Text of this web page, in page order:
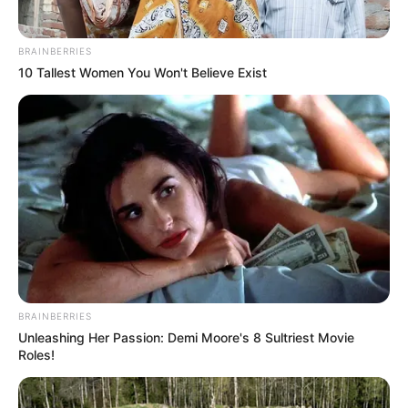
Deutschland
BRAINBERRIES
10 Tallest Women You Won't Believe Exist
BRAINBERRIES
Unleashing Her Passion: Demi Moore's 8 Sultriest Movie
Roles!